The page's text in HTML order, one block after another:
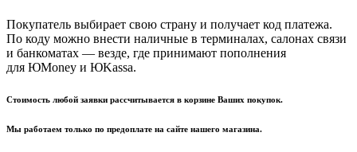
Покупатель выбирает свою страну и получает код платежа.
По коду можно внести наличные в терминалах, салонах связи
и банкоматах — везде, где принимают пополнения
для ЮMoney и ЮKassa.
Стоимость любой заявки рассчитывается в корзине Ваших покупок.
Мы работаем только по предоплате на сайте нашего магазина.